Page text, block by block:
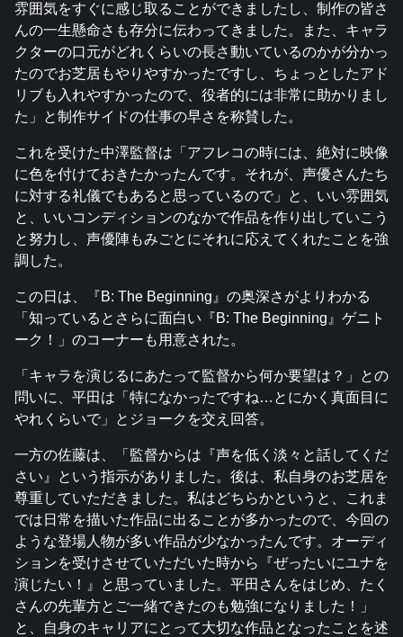
雰囲気をすぐに感じ取ることができましたし、制作の皆さ
んの一生懸命さも存分に伝わってきました。また、キャラ
クターの口元がどれくらいの長さ動いているのかが分かっ
たのでお芝居もやりやすかったですし、ちょっとしたアド
リブも入れやすかったので、役者的には非常に助かりまし
た」と制作サイドの仕事の早さを称賛した。
これを受けた中澤監督は「アフレコの時には、絶対に映像
に色を付けておきたかったんです。それが、声優さんたち
に対する礼儀でもあると思っているので」と、いい雰囲気
と、いいコンディションのなかで作品を作り出していこう
と努力し、声優陣もみごとにそれに応えてくれたことを強
調した。
この日は、『B: The Beginning』の奥深さがよりわかる
「知っているとさらに面白い『B: The Beginning』ゲニト
ーク！」のコーナーも用意された。
「キャラを演じるにあたって監督から何か要望は？」との
問いに、平田は「特になかったですね…とにかく真面目に
やれくらいで」とジョークを交え回答。
一方の佐藤は、「監督からは『声を低く淡々と話してくだ
さい』という指示がありました。後は、私自身のお芝居を
尊重していただきました。私はどちらかというと、これま
では日常を描いた作品に出ることが多かったので、今回の
ような登場人物が多い作品が少なかったんです。オーディ
ションを受けさせていただいた時から『ぜったいにユナを
演じたい！』と思っていました。平田さんをはじめ、たく
さんの先輩方とご一緒できたのも勉強になりました！」
と、自身のキャリアにとって大切な作品となったことを述